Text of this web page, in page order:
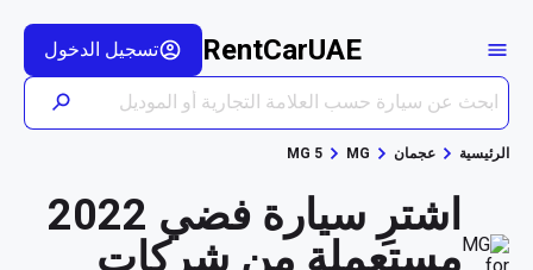
RentCarUAE تسجيل الدخول
الرئيسية عجمان MG
MG 5
اشترِ سيارة فضي 2022
مستعملة من شركات